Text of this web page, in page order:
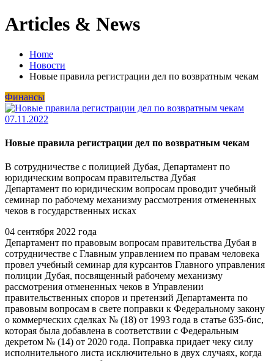
Articles & News
Home
Новости
Новые правила регистрации дел по возвратным чекам
Финансы
07.11.2022
Новые правила регистрации дел по возвратным чекам
В сотрудничестве с полицией Дубая, Департамент по
юридическим вопросам правительства Дубая
Департамент по юридическим вопросам проводит учебный
семинар по рабочему механизму рассмотрения отмененных
чеков в государственных исках
04 сентября 2022 года
Департамент по правовым вопросам правительства Дубая в
сотрудничестве с Главным управлением по правам человека
провел учебный семинар для курсантов Главного управления
полиции Дубая, посвященный рабочему механизму
рассмотрения отмененных чеков в Управлении
правительственных споров и претензий Департамента по
правовым вопросам в свете поправки к Федеральному закону
о коммерческих сделках № (18) от 1993 года в статье 635-бис,
которая была добавлена в соответствии с Федеральным
декретом № (14) от 2020 года. Поправка придает чеку силу
исполнительного листа исключительно в двух случаях, когда